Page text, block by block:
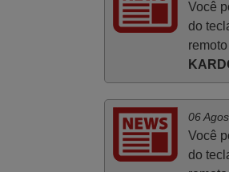
Você
do
remoto
06
Você
do